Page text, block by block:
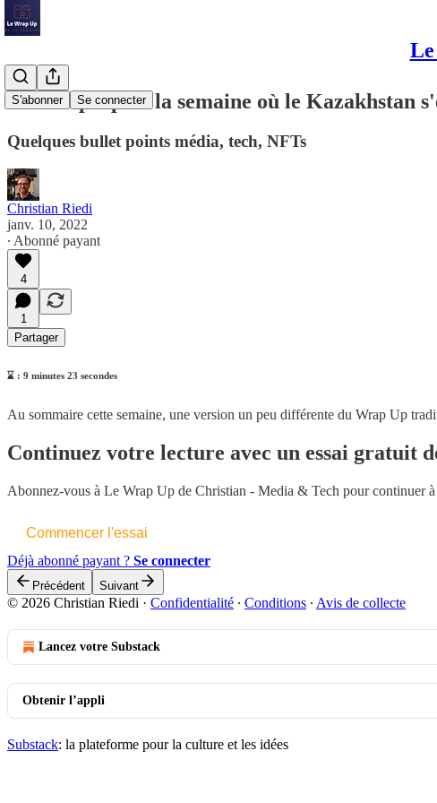
S'abonner Se connecter
Le Wrap Up de la semaine où le Kazakhstan
Quelques bullet points média, tech, NFTs
Christian Riedi
janv. 10, 2022
∙ Abonné payant
4
1
Partager
⌛️ : 9 minutes 23 secondes
Au sommaire cette semaine, une version un peu différente du Wrap Up
Continuez votre lecture avec un essai gratuit
Abonnez-vous à Le Wrap Up de Christian - Media & Tech pour continuer
Commencer l'essai
Déjà abonné payant ? Se connecter
Précédent Suivant
© 2026 Christian Riedi · Confidentialité ∙ Conditions ∙ Avis de collecte
Lancez votre Substack
Obtenir l’appli
Substack: la plateforme pour la culture et les idées